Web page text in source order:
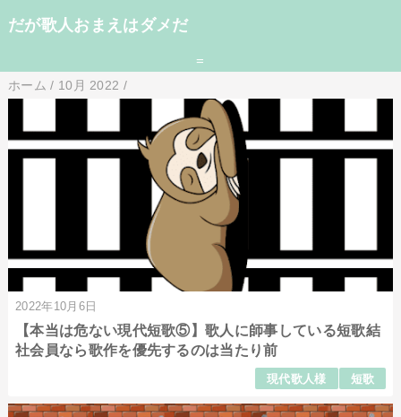
だが歌人おまえはダメだ
=
ホーム / 10月 2022 /
2022年10月6日
【本当は危ない現代短歌⑤】歌人に師事している短歌結
社会員なら歌作を優先するのは当たり前
現代歌人様 短歌